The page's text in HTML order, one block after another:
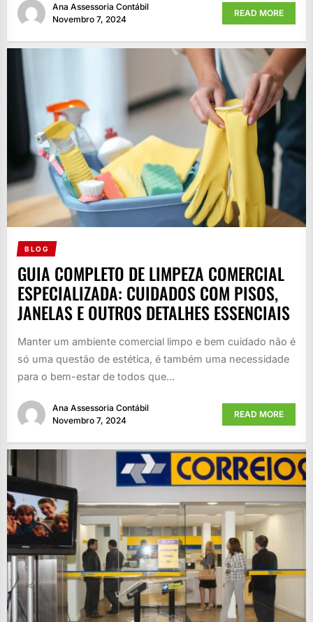
Ana Assessoria Contábil
Novembro 7, 2024
READ MORE
BLOG
GUIA COMPLETO DE LIMPEZA COMERCIAL
ESPECIALIZADA: CUIDADOS COM PISOS,
JANELAS E OUTROS DETALHES ESSENCIAIS
Manter um ambiente comercial limpo e bem cuidado não é
só uma questão de estética, é também uma necessidade
para o bem-estar de todos que...
Ana Assessoria Contábil
Novembro 7, 2024
READ MORE